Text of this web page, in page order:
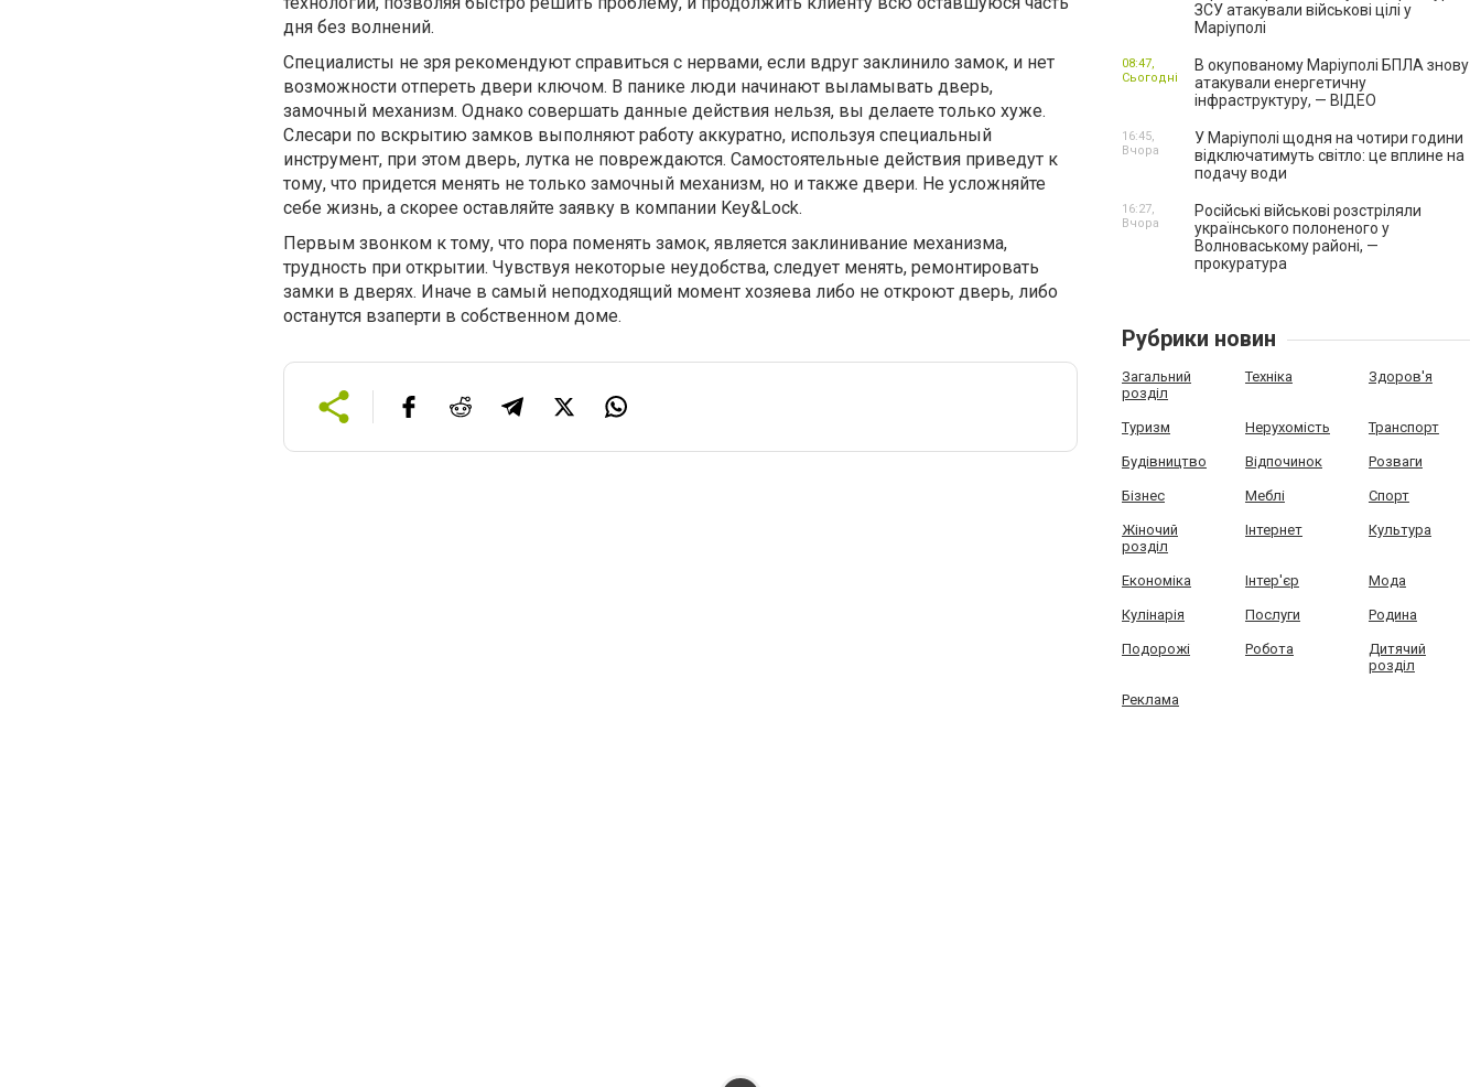
дня без волнений.
Специалисты не зря рекомендуют справиться с нервами, если вдруг заклинило замок, и нет
возможности отпереть двери ключом. В панике люди начинают выламывать дверь,
замочный механизм. Однако совершать данные действия нельзя, вы делаете только хуже.
Слесари по вскрытию замков выполняют работу аккуратно, используя специальный
инструмент, при этом дверь, лутка не повреждаются. Самостоятельные действия приведут к
тому, что придется менять не только замочный механизм, но и также двери. Не усложняйте
себе жизнь, а скорее оставляйте заявку в компании Key&Lock.
Первым звонком к тому, что пора поменять замок, является заклинивание механизма,
трудность при открытии. Чувствуя некоторые неудобства, следует менять, ремонтировать
замки в дверях. Иначе в самый неподходящий момент хозяева либо не откроют дверь, либо
останутся взаперти в собственном доме.
ЗСУ атакували військові цілі у
Маріуполі
В окупованому Маріуполі БПЛА знову
атакували енергетичну
інфраструктуру, — ВІДЕО
08:47,
Сьогодні
У Маріуполі щодня на чотири години
відключатимуть світло: це вплине на
подачу води
16:45,
Вчора
Російські військові розстріляли
українського полоненого у
Волноваському районі, —
прокуратура
16:27,
Вчора
Рубрики новин
Загальний
розділ
Техніка Здоров'я
Туризм Нерухомість Транспорт
Будівництво Відпочинок Розваги
Бізнес Меблі Спорт
Жіночий
розділ
Інтернет Культура
Економіка Інтер'єр Мода
Кулінарія Послуги Родина
Подорожі Робота
Дитячий
розділ
Реклама